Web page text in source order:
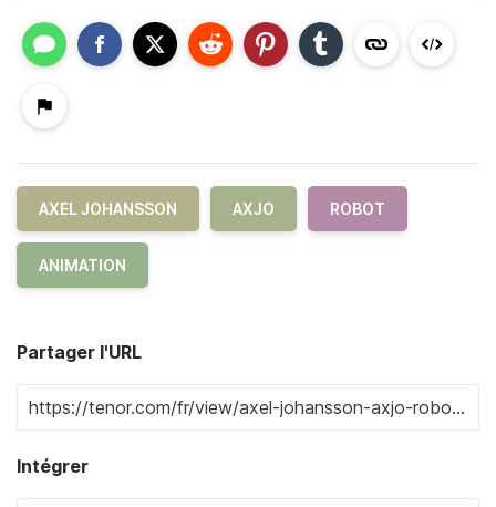
AXEL JOHANSSON AXJO ROBOT
ANIMATION
Partager l'URL
Intégrer